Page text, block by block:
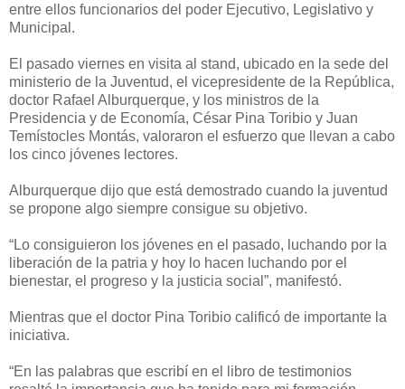
entre ellos funcionarios del poder Ejecutivo, Legislativo y
Municipal.
El pasado viernes en visita al stand, ubicado en la sede del
ministerio de la Juventud, el vicepresidente de la República,
doctor Rafael Alburquerque, y los ministros de la
Presidencia y de Economía, César Pina Toribio y Juan
Temístocles Montás, valoraron el esfuerzo que llevan a cabo
los cinco jóvenes lectores.
Alburquerque dijo que está demostrado cuando la juventud
se propone algo siempre consigue su objetivo.
“Lo consiguieron los jóvenes en el pasado, luchando por la
liberación de la patria y hoy lo hacen luchando por el
bienestar, el progreso y la justicia social”, manifestó.
Mientras que el doctor Pina Toribio calificó de importante la
iniciativa.
“En las palabras que escribí en el libro de testimonios